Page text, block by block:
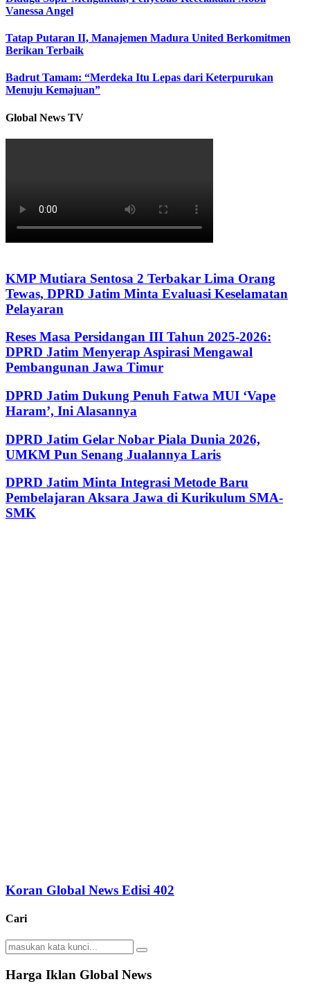
Vanessa Angel
Tatap Putaran II, Manajemen Madura United Berkomitmen
Berikan Terbaik
Badrut Tamam: “Merdeka Itu Lepas dari Keterpurukan
Menuju Kemajuan”
Global News TV
KMP Mutiara Sentosa 2 Terbakar Lima Orang
Tewas, DPRD Jatim Minta Evaluasi Keselamatan
Pelayaran
Reses Masa Persidangan III Tahun 2025-2026:
DPRD Jatim Menyerap Aspirasi Mengawal
Pembangunan Jawa Timur
DPRD Jatim Dukung Penuh Fatwa MUI ‘Vape
Haram’, Ini Alasannya
DPRD Jatim Gelar Nobar Piala Dunia 2026,
UMKM Pun Senang Jualannya Laris
DPRD Jatim Minta Integrasi Metode Baru
Pembelajaran Aksara Jawa di Kurikulum SMA-
SMK
Koran Global News Edisi 402
Cari
Search
for:
Search
Harga Iklan Global News